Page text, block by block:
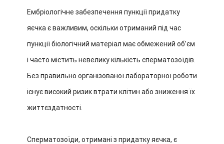
Ембріологічне забезпечення пункції придатку
яєчка є важливим, оскільки отриманий під час
пункції біологічний матеріал має обмежений об’єм
і часто містить невелику кількість сперматозоїдів.
Без правильно організованої лабораторної роботи
існує високий ризик втрати клітин або зниження їх
життєздатності.
Сперматозоїди, отримані з придатку яєчка, є